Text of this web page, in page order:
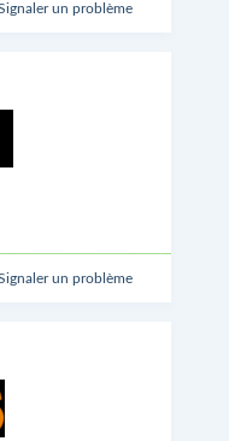
un problème
un problème